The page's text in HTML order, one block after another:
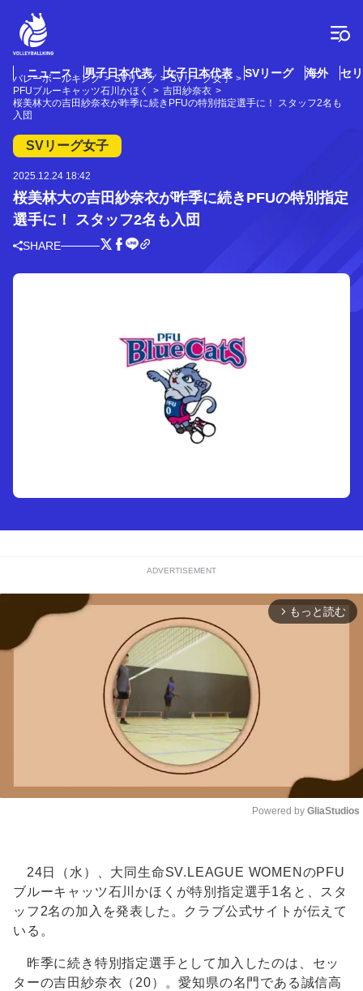
ニュース 男子日本代表 女子日本代表 SVリーグ 海外 セ
バレーボールキング SVリーグ
SVリーグ女子
PFUブルーキャッツ石川かほく
吉田紗奈衣
桜美林大の吉田紗奈衣が昨季に続きPFUの特別指定選手に！ スタッフ2名も
入団
SVリーグ女子
2025.12.24 18:42
桜美林大の吉田紗奈衣が昨季に続きPFUの特別指定
選手に！ スタッフ2名も入団
SHARE
ADVERTISEMENT
arrow_forward_ios もっと読む
Powered by GliaStudios
24日（水）、大同生命SV.LEAGUE WOMENのPFU
ブルーキャッツ石川かほくが特別指定選手1名と、スタ
ッフ2名の加入を発表した。クラブ公式サイトが伝えて
いる。
昨季に続き特別指定選手として加入したのは、セッ
ターの吉田紗奈衣（20）。愛知県の名門である誠信高